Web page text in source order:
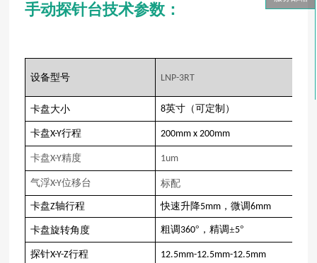
手动探针台技术参数：
设备型号 LNP-3RT
卡盘大小 8英寸（可定制）
卡盘X-Y行程 200mm x 200mm
卡盘X-Y精度 1um
气浮X-Y位移台 标配
卡盘Z轴行程 快速升降5mm，微调6mm
卡盘旋转角度 粗调 360°，精调±5°
探针X-Y-Z行程 12.5mm-12.5mm-12.5mm